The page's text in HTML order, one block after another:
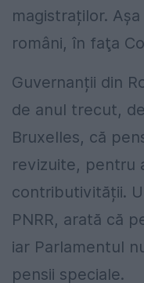
magistraților.
români, în faţa
Guvernanții din
de anul trecut,
Bruxelles, că
revizuite, pentru
contributivității.
PNRR, arată că
iar Parlamentul
pensii speciale.